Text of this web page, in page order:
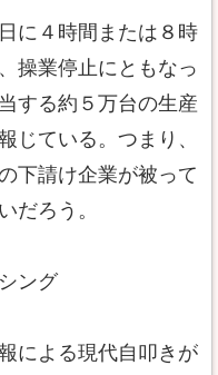
に４時間または８時
操業停止にともなっ
する約５万台の生産
じている。つまり、
下請け企業が被って
だろう。
ング
による現代自叩きが